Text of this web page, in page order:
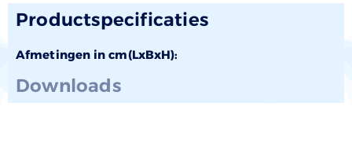
Productspecificaties
Afmetingen in cm(LxBxH):
Downloads